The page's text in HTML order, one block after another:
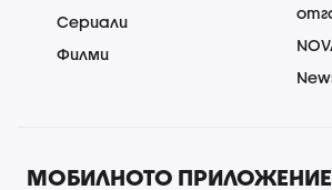
Сериали
Филми
МОБИЛНОТО ПРИЛОЖЕНИЕ